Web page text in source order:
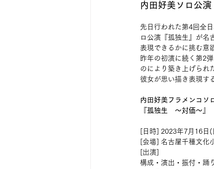
内田好美ソロ公
先日行われた第4回全
ロ公演『孤独生』が名
表現できるかに挑む意
昨年の初演に続く第2
のにより築き上げられ
彼女が思い描き表現す
内田好美フラメンコソ
『孤独生　～対価～』
[日時] 2023年7月16日
[会場] 名古屋千種文化
[出演]
構成・演出・振付・踊